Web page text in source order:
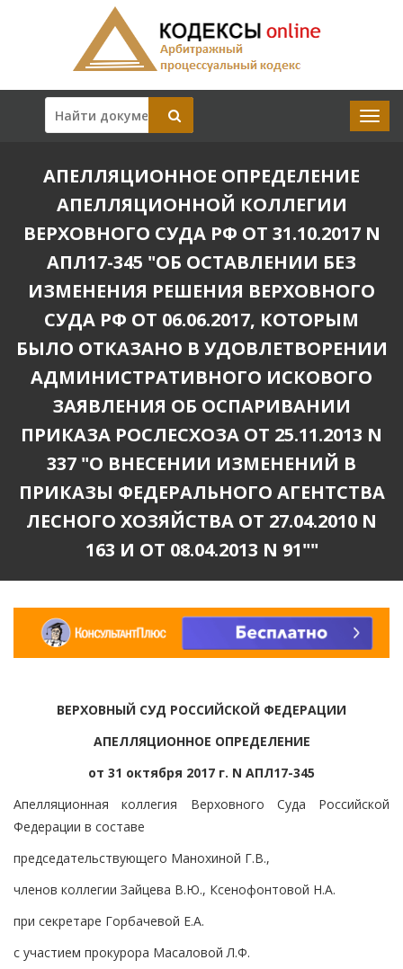
АПЕЛЛЯЦИОННОЕ ОПРЕДЕЛЕНИЕ
АПЕЛЛЯЦИОННОЙ КОЛЛЕГИИ
ВЕРХОВНОГО СУДА РФ ОТ 31.10.2017 N
АПЛ17-345 "ОБ ОСТАВЛЕНИИ БЕЗ
ИЗМЕНЕНИЯ РЕШЕНИЯ ВЕРХОВНОГО
СУДА РФ ОТ 06.06.2017, КОТОРЫМ
БЫЛО ОТКАЗАНО В УДОВЛЕТВОРЕНИИ
АДМИНИСТРАТИВНОГО ИСКОВОГО
ЗАЯВЛЕНИЯ ОБ ОСПАРИВАНИИ
ПРИКАЗА РОСЛЕСХОЗА ОТ 25.11.2013 N
337 "О ВНЕСЕНИИ ИЗМЕНЕНИЙ В
ПРИКАЗЫ ФЕДЕРАЛЬНОГО АГЕНТСТВА
ЛЕСНОГО ХОЗЯЙСТВА ОТ 27.04.2010 N
163 И ОТ 08.04.2013 N 91""
ВЕРХОВНЫЙ СУД РОССИЙСКОЙ ФЕДЕРАЦИИ
АПЕЛЛЯЦИОННОЕ ОПРЕДЕЛЕНИЕ
от 31 октября 2017 г. N АПЛ17-345
Апелляционная коллегия Верховного Суда Российской
Федерации в составе
председательствующего Манохиной Г.В.,
членов коллегии Зайцева В.Ю., Ксенофонтовой Н.А.
при секретаре Горбачевой Е.А.
с участием прокурора Масаловой Л.Ф.